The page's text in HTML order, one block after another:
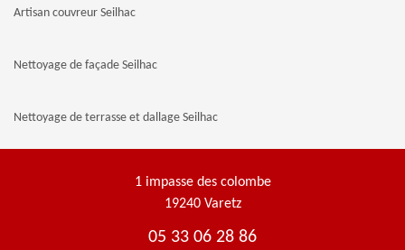
Artisan couvreur Seilhac
Nettoyage de façade Seilhac
Nettoyage de terrasse et dallage Seilhac
1 impasse des colombe
19240 Varetz
05 33 06 28 86